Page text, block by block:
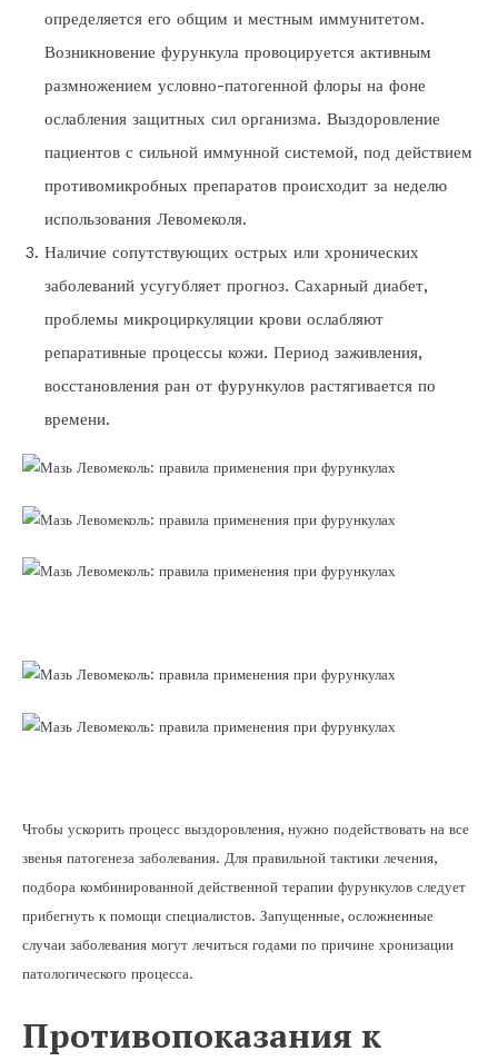
определяется его общим и местным иммунитетом.
Возникновение фурункула провоцируется активным
размножением условно-патогенной флоры на фоне
ослабления защитных сил организма. Выздоровление
пациентов с сильной иммунной системой, под действием
противомикробных препаратов происходит за неделю
использования Левомеколя.
Наличие сопутствующих острых или хронических
заболеваний усугубляет прогноз. Сахарный диабет,
проблемы микроциркуляции крови ослабляют
репаративные процессы кожи. Период заживления,
восстановления ран от фурункулов растягивается по
времени.
Чтобы ускорить процесс выздоровления, нужно подействовать на все
звенья патогенеза заболевания. Для правильной тактики лечения,
подбора комбинированной действенной терапии фурункулов следует
прибегнуть к помощи специалистов. Запущенные, осложненные
случаи заболевания могут лечиться годами по причине хронизации
патологического процесса.
Противопоказания к